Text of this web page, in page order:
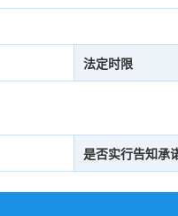
法定时限
是否实行告知承